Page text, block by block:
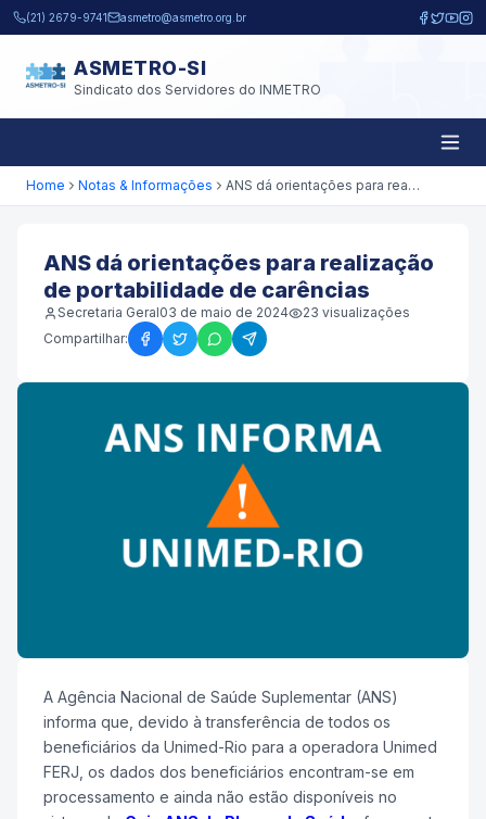
Pular para o conteúdo principal
(21) 2679-9741 asmetro@asmetro.org.br
ASMETRO-SI
Sindicato dos Servidores do INMETRO
Home Notas & Informações ANS dá orientações para realização de portabilidade de carências
ANS dá orientações para realização
de portabilidade de carências
Secretaria Geral03 de maio de 2024 23 visualizações
Compartilhar:
A Agência Nacional de Saúde Suplementar (ANS)
informa que, devido à transferência de todos os
beneficiários da Unimed-Rio para a operadora Unimed
FERJ, os dados dos beneficiários encontram-se em
processamento e ainda não estão disponíveis no